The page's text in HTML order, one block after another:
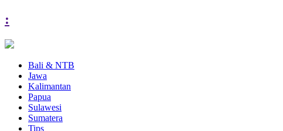
:
Bali & NTB
Jawa
Kalimantan
Papua
Sulawesi
Sumatera
Tips